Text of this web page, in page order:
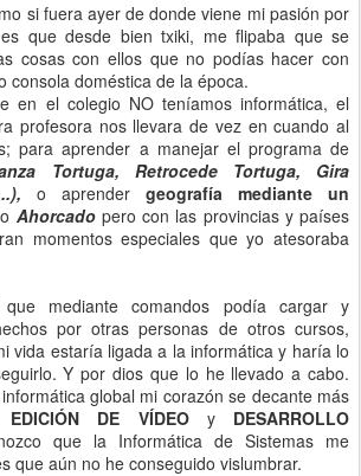
si fuera ayer de donde viene mi pasión por
que desde bien txiki, me flipaba que se
cosas con ellos que no podías hacer con
consola doméstica de la época.
en el colegio NO teníamos informática, el
profesora nos llevara de vez en cuando al
para aprender a manejar el programa de
Tortuga, Retrocede Tortuga, Gira
o aprender geografía mediante un
Ahorcado pero con las provincias y países
momentos especiales que yo atesoraba
mediante comandos podía cargar y
por otras personas de otros cursos,
vida estaría ligada a la informática y haría lo
Y por dios que lo he llevado a cabo.
global mi corazón se decante más
EDICIÓN DE VÍDEO y DESARROLLO
que la Informática de Sistemas me
que aún no he conseguido vislumbrar.